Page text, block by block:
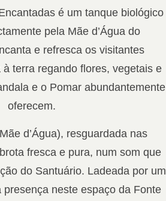
é um tanque biológico
pela Mãe d’Água do
e refresca os visitantes
terra regando flores, vegetais e
e o Pomar abundantemente
oferecem.
d’Água), resguardada nas
fresca e pura, num som que
do Santuário. Ladeada por um
presença neste espaço da Fonte